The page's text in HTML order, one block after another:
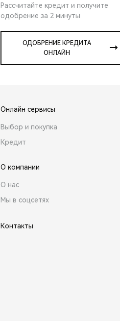
Рассчитайте кредит и получите
одобрение за 2 минуты
ОДОБРЕНИЕ КРЕДИТА
ОНЛАЙН
Онлайн сервисы
Выбор и покупка
Кредит
О компании
О нас
Мы в соцсетях
Контакты